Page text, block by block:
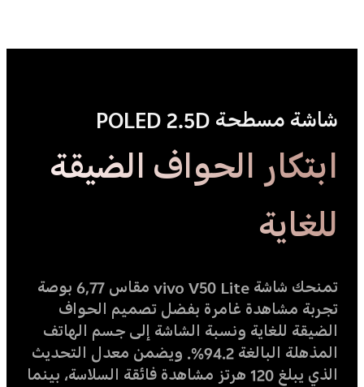
شاشة مسطحة POLED 2.5D
ابتكار الحواف الضيقة
للغاية
تمنحك شاشة vivo V50 Lite مقاس 6,77 بوصة
تجربة مشاهدة غامرة بفضل تصميم الحواف
الضيقة للغاية ونسبة الشاشة إلى جسم الهاتف
المذهلة البالغة 94.2%. ويضمن معدل التحديث
الذي يبلغ 120 هرتز مشاهدة فائقة السلاسة، بينما